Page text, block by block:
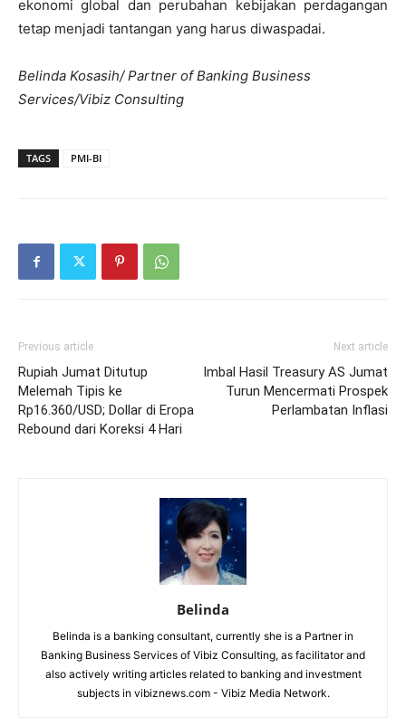
ekonomi global dan perubahan kebijakan perdagangan
tetap menjadi tantangan yang harus diwaspadai.
Belinda Kosasih/ Partner of Banking Business
Services/Vibiz Consulting
TAGS PMI-BI
Previous article
Rupiah Jumat Ditutup
Melemah Tipis ke
Rp16.360/USD; Dollar di Eropa
Rebound dari Koreksi 4 Hari
Next article
Imbal Hasil Treasury AS Jumat
Turun Mencermati Prospek
Perlambatan Inflasi
Belinda
Belinda is a banking consultant, currently she is a Partner in
Banking Business Services of Vibiz Consulting, as facilitator and
also actively writing articles related to banking and investment
subjects in vibiznews.com - Vibiz Media Network.